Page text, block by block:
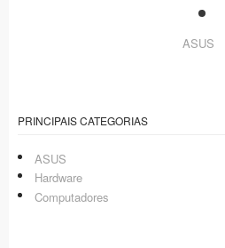
ASUS
PRINCIPAIS CATEGORIAS
ASUS
Hardware
Computadores